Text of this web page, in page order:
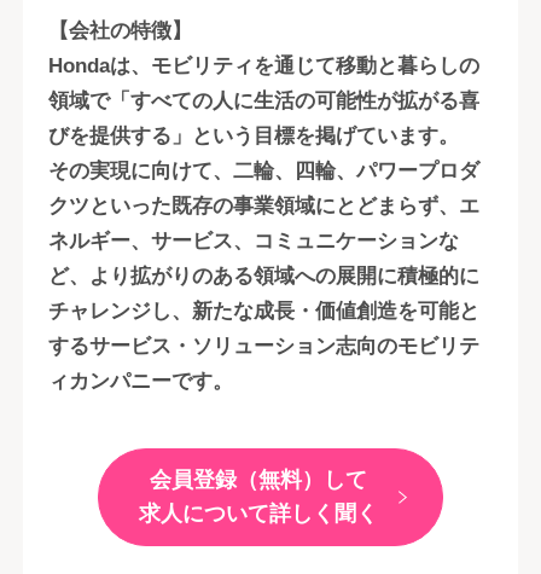
【会社の特徴】
Hondaは、モビリティを通じて移動と暮らしの
領域で「すべての人に生活の可能性が拡がる喜
びを提供する」という目標を掲げています。
その実現に向けて、二輪、四輪、パワープロダ
クツといった既存の事業領域にとどまらず、エ
ネルギー、サービス、コミュニケーションな
ど、より拡がりのある領域への展開に積極的に
チャレンジし、新たな成長・価値創造を可能と
するサービス・ソリューション志向のモビリテ
ィカンパニーです。
会員登録（無料）して
求人について詳しく聞く